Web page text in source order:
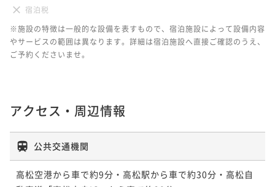
宿泊税
※施設の特徴は一般的な設備を表すもので、宿泊施設によって設備内容
やサービスの範囲は異なります。詳細は宿泊施設へ直接ご確認のうえ、
ご予約くださいませ。
アクセス・周辺情報
公共交通機関
高松空港から車で約9分・高松駅から車で約30分・高松自